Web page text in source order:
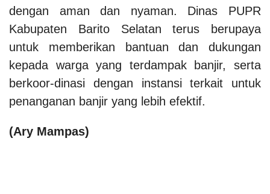
dengan aman dan nyaman. Dinas PUPR
Kabupaten Barito Selatan terus berupaya
untuk memberikan bantuan dan dukungan
kepada warga yang terdampak banjir, serta
berkoor-dinasi dengan instansi terkait untuk
penanganan banjir yang lebih efektif.
(Ary Mampas)